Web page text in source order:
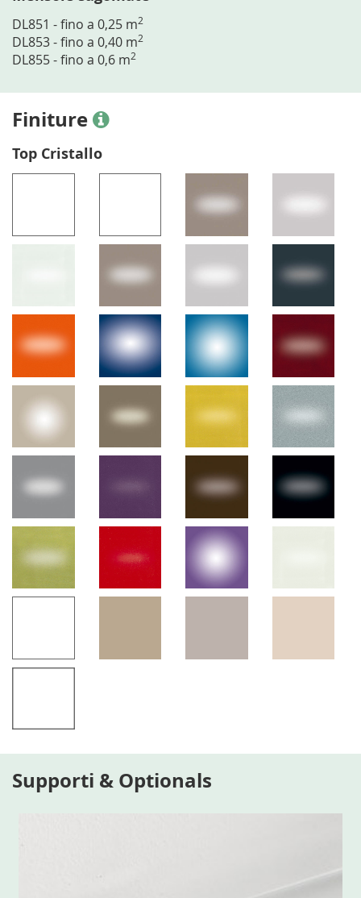
DL851 - fino a 0,25 m2
DL853 - fino a 0,40 m2
DL855 - fino a 0,6 m2
Finiture
Top Cristallo
Supporti & Optionals